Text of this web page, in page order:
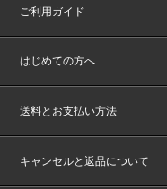
ご利用ガイド
はじめての方へ
送料とお支払い方法
キャンセルと返品について